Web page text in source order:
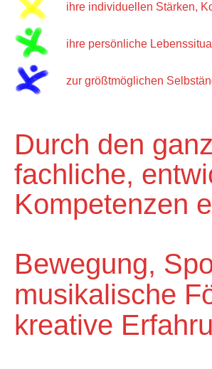
ihre individuellen Stärken,
ihre persönliche
zur größtmöglichen
Durch den
fachliche,
Kompetenzen
Bewegung,
musikalische
kreative